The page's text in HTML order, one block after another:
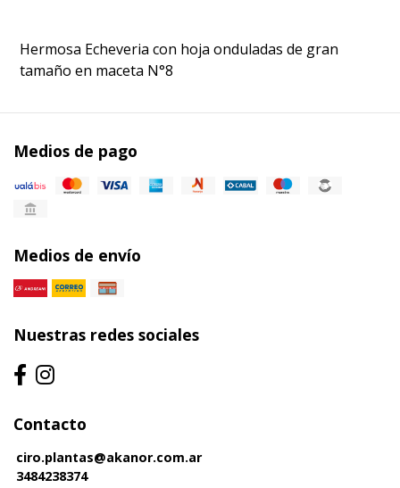
Hermosa Echeveria con hoja onduladas de gran
tamaño en maceta N°8
Medios de pago
Medios de envío
Nuestras redes sociales
Contacto
ciro.plantas@akanor.com.ar
3484238374